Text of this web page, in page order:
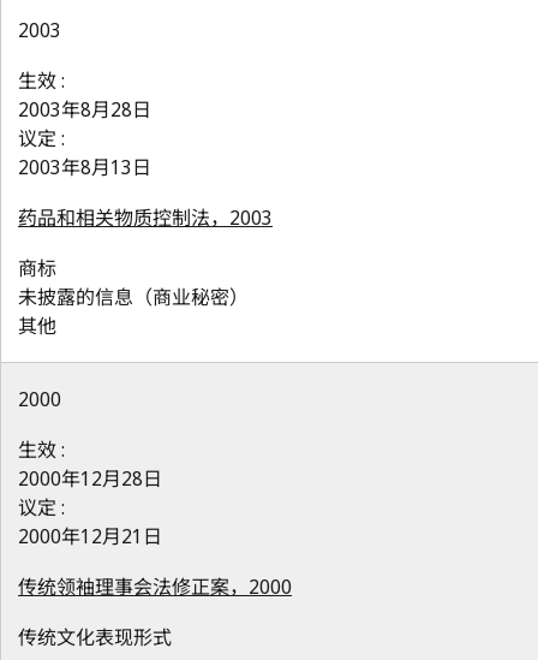
2003
生效 :
2003年8月28日
议定 :
2003年8月13日
药品和相关物质控制法，2003
商标
未披露的信息（商业秘密）
其他
2000
生效 :
2000年12月28日
议定 :
2000年12月21日
传统领袖理事会法修正案，2000
传统文化表现形式